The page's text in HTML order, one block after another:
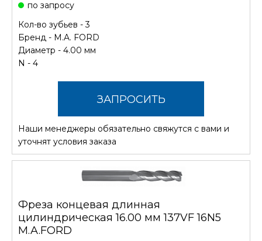
по запросу
Кол-во зубьев - 3
Бренд - M.A. FORD
Диаметр - 4.00 мм
N - 4
ЗАПРОСИТЬ
СТОИМОСТЬ
Наши менеджеры обязательно свяжутся с вами и
уточнят условия заказа
Фреза концевая длинная
цилиндрическая 16.00 мм 137VF 16N5
M.A.FORD